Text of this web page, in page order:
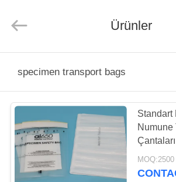
SAYFA
ÜRÜNLER
HAKKIMIZDA
Corp.
Ürünler
specimen transport bags
Standart
Numune
Biyolojik
Torbaları